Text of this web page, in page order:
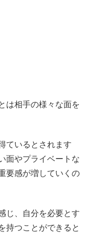
は相手の様々な面を
ているとされます
面やプライベートな
要感が増していくの
じ、自分を必要とす
持つことができると